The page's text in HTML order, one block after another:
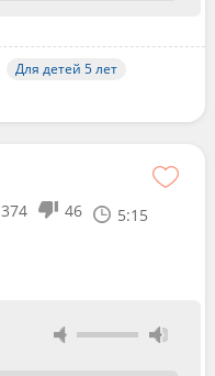
Для детей 5 лет
374 46 5:15